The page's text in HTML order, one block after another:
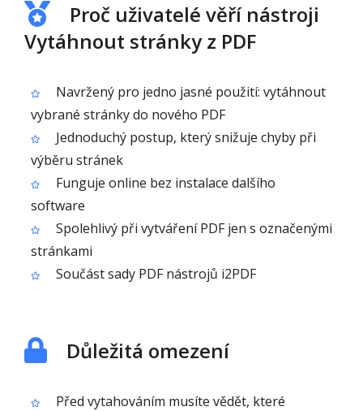
Proč uživatelé věří nástroji
Vytáhnout stránky z PDF
Navržený pro jedno jasné použití: vytáhnout
vybrané stránky do nového PDF
Jednoduchý postup, který snižuje chyby při
výběru stránek
Funguje online bez instalace dalšího
software
Spolehlivý při vytváření PDF jen s označenými
stránkami
Součást sady PDF nástrojů i2PDF
Důležitá omezení
Před vytahováním musíte vědět, které